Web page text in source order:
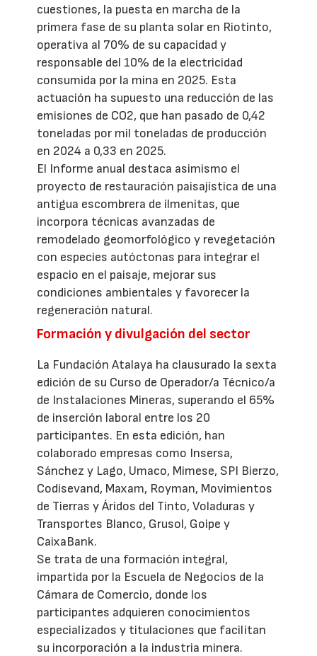
cuestiones, la puesta en marcha de la
primera fase de su planta solar en Riotinto,
operativa al 70% de su capacidad y
responsable del 10% de la electricidad
consumida por la mina en 2025. Esta
actuación ha supuesto una reducción de las
emisiones de CO2, que han pasado de 0,42
toneladas por mil toneladas de producción
en 2024 a 0,33 en 2025.
El Informe anual destaca asimismo el
proyecto de restauración paisajística de una
antigua escombrera de ilmenitas, que
incorpora técnicas avanzadas de
remodelado geomorfológico y revegetación
con especies autóctonas para integrar el
espacio en el paisaje, mejorar sus
condiciones ambientales y favorecer la
regeneración natural.
Formación y divulgación del sector
La Fundación Atalaya ha clausurado la sexta
edición de su Curso de Operador/a Técnico/a
de Instalaciones Mineras, superando el 65%
de inserción laboral entre los 20
participantes. En esta edición, han
colaborado empresas como Insersa,
Sánchez y Lago, Umaco, Mimese, SPI Bierzo,
Codisevand, Maxam, Royman, Movimientos
de Tierras y Áridos del Tinto, Voladuras y
Transportes Blanco, Grusol, Goipe y
CaixaBank.
Se trata de una formación integral,
impartida por la Escuela de Negocios de la
Cámara de Comercio, donde los
participantes adquieren conocimientos
especializados y titulaciones que facilitan
su incorporación a la industria minera.